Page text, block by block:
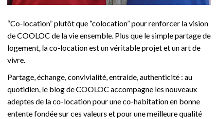
“Co-location” plutôt que “colocation” pour renforcer la vision
de COOLOC de la vie ensemble. Plus que le simple partage de
logement, la co-location est un véritable projet et un art de
vivre.
Partage, échange, convivialité, entraide, authenticité : au
quotidien, le blog de COOLOC accompagne les nouveaux
adeptes de la co-location pour une co-habitation en bonne
entente fondée sur ces valeurs et pour une meilleure qualité